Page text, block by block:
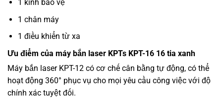
1 kính bảo vệ
1 chân máy
1 điều khiển từ xa
Ưu điểm của máy bắn laser KPTs KPT-16 16 tia xanh
Máy bắn laser KPT-12 có cơ chế cân bằng tự động, có thể
hoạt động 360° phục vụ cho mọi yêu cầu công việc với độ
chính xác tuyệt đối.